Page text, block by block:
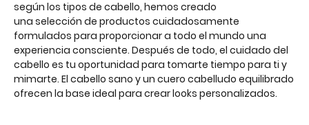
según los tipos de cabello, hemos creado
una selección de productos cuidadosamente
formulados para proporcionar a todo el mundo una
experiencia consciente. Después de todo, el cuidado del
cabello es tu oportunidad para tomarte tiempo para ti y
mimarte. El cabello sano y un cuero cabelludo equilibrado
ofrecen la base ideal para crear looks personalizados.